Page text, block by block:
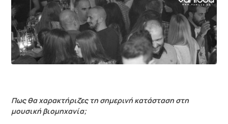
Πως θα χαρακτήριζες τη σημερινή κατάσταση στη
μουσική βιομηχανία;